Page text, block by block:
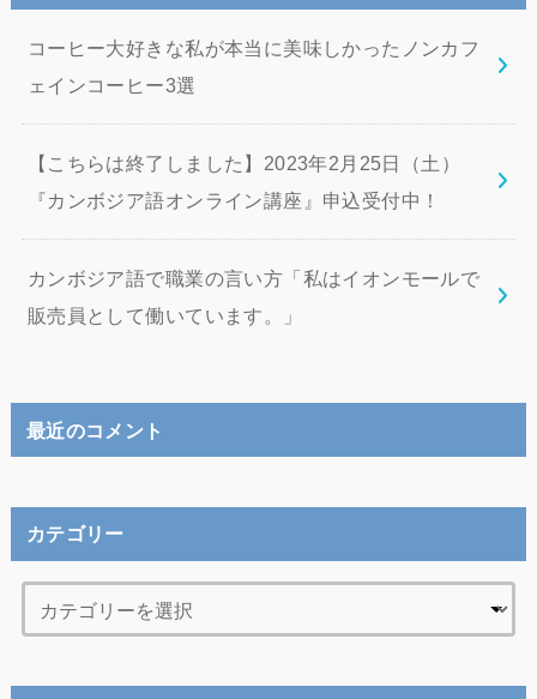
コーヒー大好きな私が本当に美味しかったノンカフ
ェインコーヒー3選
【こちらは終了しました】2023年2月25日（土）
『カンボジア語オンライン講座』申込受付中！
カンボジア語で職業の言い方「私はイオンモールで
販売員として働いています。」
最近のコメント
カテゴリー